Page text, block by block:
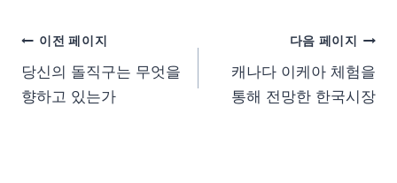
이전 페이지
당신의 돌직구는 무엇을
향하고 있는가
다음 페이지
캐나다 이케아 체험을
통해 전망한 한국시장